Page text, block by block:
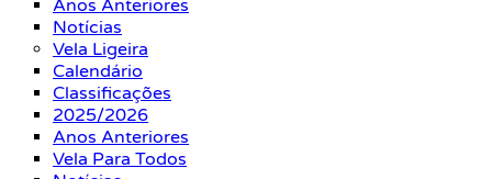
Anos Anteriores
Notícias
Vela Ligeira
Calendário
Classificações
2025/2026
Anos Anteriores
Vela Para Todos